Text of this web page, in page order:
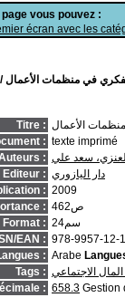
vous pouvez :
écran avec les
في منظمات الأعمال
Titre : الأعمال
: texte imprimé
: سعد علي
Editeur : دار اليازوري
: 2009
:
462ص
Format :
24سم
EAN : 978-9957-12-
: Arabe
Tags : الاجتماعي
: 658.3 Gestion